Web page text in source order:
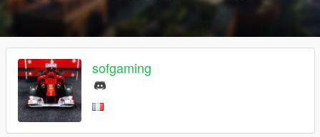
sofgaming